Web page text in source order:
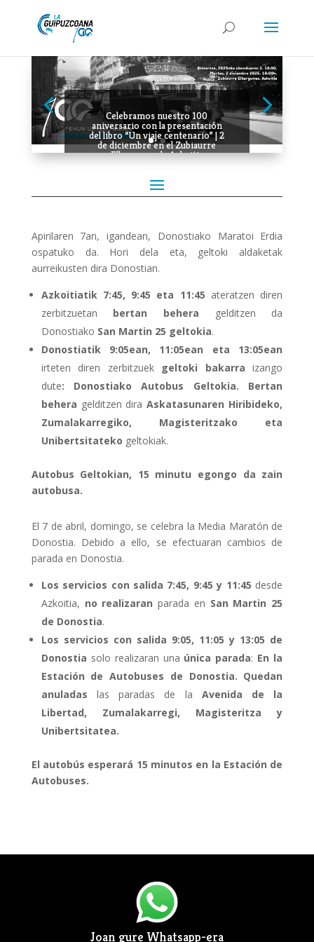
Celebramos nuestro 100
aniversario con la presentación
del libro “Un viaje centenario” | 2
de diciembre en el Zubiaurre
Elkargunea de Azkoitia
Apirilaren 7an, igandean, Donostiako Maratoi Erdia
ospatuko da. Hori dela eta, geltoki aldaketak
aurreikusten dira Donostian.
Azkoitiatik 7:45, 9:45 eta 11:45 ateratzen diren
zerbitzuetan bertan behera gelditzen da
Donostiako San Martin 25 geltokia.
Donostiatik 9:05ean, 11:05ean eta 13:05ean
irteten diren zerbitzuek geltoki bakarraizango
dute: Donostiako Autobus Geltokia.
Bertan
behera gelditzen diraAskatasunaren Hiribideko,
Zumalakarregiko, Magisteritzako eta
Unibertsitateko geltokiak.
Autobus Geltokian, 15 minutu egongo da zain
autobusa.
El 7 de abril, domingo, se celebra la Media Maratón de
Donostia. Debido a ello, se efectuaran cambios de
parada en Donostia.
Los servicios con salida 7:45, 9:45 y 11:45 desde
Azkoitia, no realizaranparada en San Martin 25
de Donostia.
Los servicios con salida 9:05, 11:05 y 13:05 de
Donostia solo realizaran una única parada: En la
Estación de Autobuses de Donostia. Quedan
anuladas las paradas de la Avenida de la
Libertad, Zumalakarregi, Magisteritza y
Unibertsitatea.
El autobús esperará 15 minutos en la Estación de
Autobuses.
Joan gure Whatsapp-era